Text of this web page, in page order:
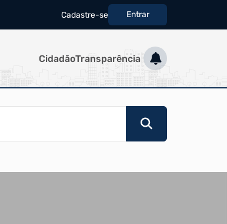
Cadastre-se Entrar
CidadãoTransparência